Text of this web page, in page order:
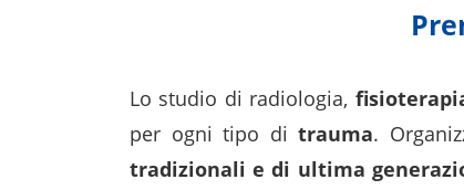
Lo studio di radiologia,
per ogni tipo di trauma.
tradizionali e di ultima